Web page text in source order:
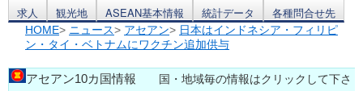
ン
ン
求人
観光地 ASEAN基本情報 統計データ 各種問合せ先
HOME> ニュース> アセアン> 日本はインドネシア・フィリピ
ン・タイ・ベトナムにワクチン追加供与
アセアン10カ国情報 国・地域毎の情報はクリックして下さ